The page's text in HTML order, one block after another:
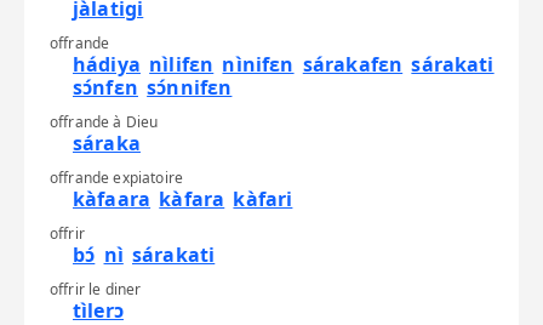
jàlatigi
offrande
hádiya nìlifɛn nìnifɛn sárakafɛn sárakati
sɔ́nfɛn sɔ́nnifɛn
offrande à Dieu
sáraka
offrande expiatoire
kàfaara kàfara kàfari
offrir
bɔ́ nì sárakati
offrir le diner
tìlerɔ